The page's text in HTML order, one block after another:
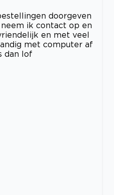
doorgeven
ik contact op en
en met veel
met computer af
dan lof